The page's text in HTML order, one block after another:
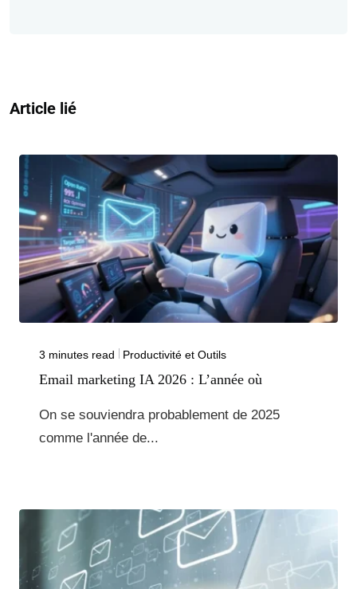
Article lié
3 minutes read Productivité et Outils
Email marketing IA 2026 : L’année où
On se souviendra probablement de 2025
comme l'année de...